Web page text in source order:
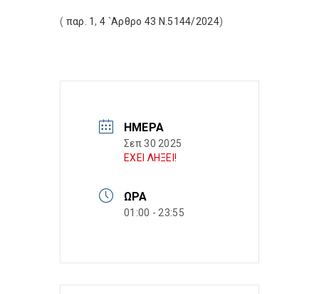
( παρ. 1,4 `Αρθρο 43 Ν.5144/2024)
ΗΜΈΡΑ
Σεπ 30 2025
ΕΧΕΙ ΛΗΞΕΙ!
ΏΡΑ
01:00 - 23:55